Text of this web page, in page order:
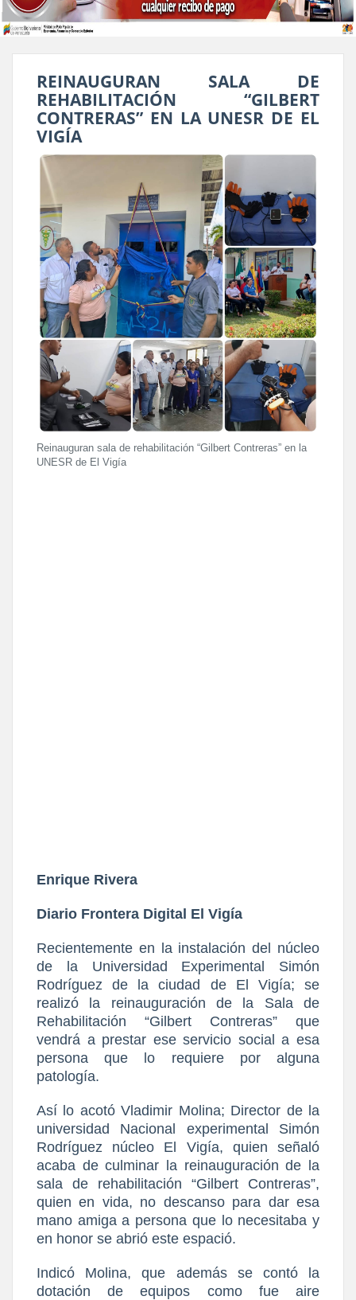
REINAUGURAN SALA DE
REHABILITACIÓN “GILBERT
CONTRERAS” EN LA UNESR DE EL
VIGÍA
Reinauguran sala de rehabilitación “Gilbert Contreras” en la
UNESR de El Vigía
Enrique Rivera
Diario Frontera Digital El Vigía
Recientemente en la instalación del núcleo
de la Universidad Experimental Simón
Rodríguez de la ciudad de El Vigía; se
realizó la reinauguración de la Sala de
Rehabilitación “Gilbert Contreras” que
vendrá a prestar ese servicio social a esa
persona que lo requiere por alguna
patología.
Así lo acotó Vladimir Molina; Director de la
universidad Nacional experimental Simón
Rodríguez núcleo El Vigía, quien señaló
acaba de culminar la reinauguración de la
sala de rehabilitación “Gilbert Contreras”,
quien en vida, no descanso para dar esa
mano amiga a persona que lo necesitaba y
en honor se abrió este espació.
Indicó Molina, que además se contó la
dotación de equipos como fue aire